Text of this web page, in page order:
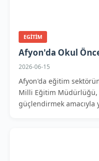
EGITIM
Afyon'da Okul
2026-06-15
Afyon'da eğitim
Milli Eğitim Müdürlüğü,
güçlendirmek amacıyla